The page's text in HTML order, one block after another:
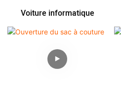
Voiture informatique